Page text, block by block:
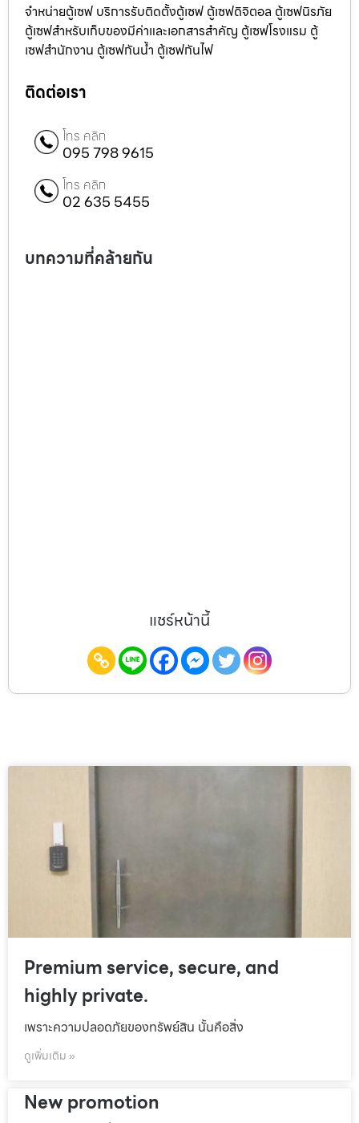
จำหน่ายตู้เซฟ บริการรับติดตั้งตู้เซฟ ตู้เซฟดิจิตอล ตู้เซฟนิรภัย
ตู้เซฟสำหรับเก็บของมีค่าและเอกสารสำคัญ ตู้เซฟโรงแรม ตู้
เซฟสำนักงาน ตู้เซฟกันน้ำ ตู้เซฟกันไฟ
ติดต่อเรา
โทร คลิก
095 798 9615
โทร คลิก
02 635 5455
บทความที่คล้ายกัน
แชร์หน้านี้
Premium service, secure, and
highly private.
เพราะความปลอดภัยของทรัพย์สิน นั้นคือสิ่ง
ดูเพิ่มเติม »
New promotion